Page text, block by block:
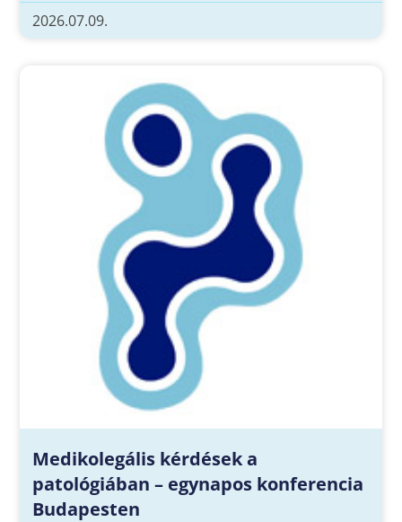
2026.07.09.
Medikolegális kérdések a
patológiában – egynapos konferencia
Budapesten